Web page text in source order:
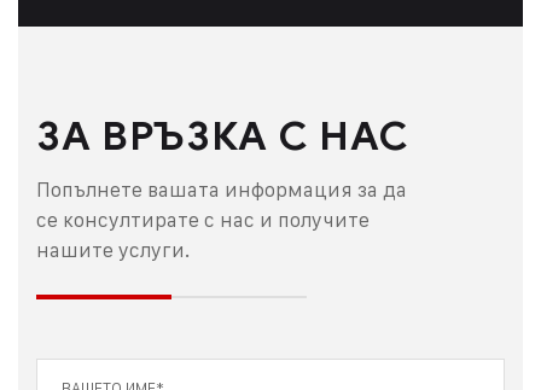
ЗА ВРЪЗКА С НАС
Попълнете вашата информация за да
се консултирате с нас и получите
нашите услуги.